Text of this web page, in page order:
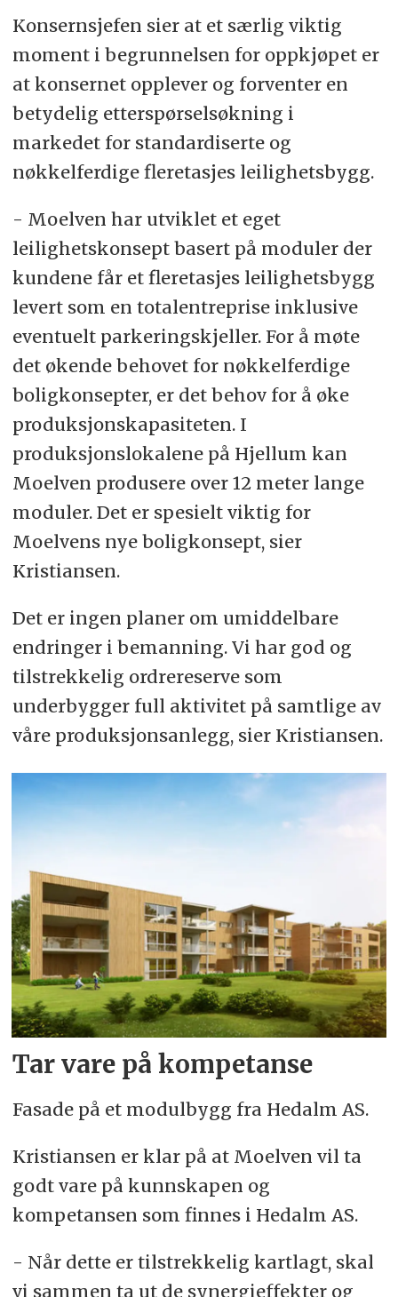
Konsernsjefen sier at et særlig viktig
moment i begrunnelsen for oppkjøpet er
at konsernet opplever og forventer en
betydelig etterspørselsøkning i
markedet for standardiserte og
nøkkelferdige fleretasjes leilighetsbygg.
- Moelven har utviklet et eget
leilighetskonsept basert på moduler der
kundene får et fleretasjes leilighetsbygg
levert som en totalentreprise inklusive
eventuelt parkeringskjeller. For å møte
det økende behovet for nøkkelferdige
boligkonsepter, er det behov for å øke
produksjonskapasiteten. I
produksjonslokalene på Hjellum kan
Moelven produsere over 12 meter lange
moduler. Det er spesielt viktig for
Moelvens nye boligkonsept, sier
Kristiansen.
Det er ingen planer om umiddelbare
endringer i bemanning. Vi har god og
tilstrekkelig ordrereserve som
underbygger full aktivitet på samtlige av
våre produksjonsanlegg, sier Kristiansen.
Tar vare på kompetanse
Fasade på et modulbygg fra Hedalm AS.
Kristiansen er klar på at Moelven vil ta
godt vare på kunnskapen og
kompetansen som finnes i Hedalm AS.
- Når dette er tilstrekkelig kartlagt, skal
vi sammen ta ut de synergieffekter og